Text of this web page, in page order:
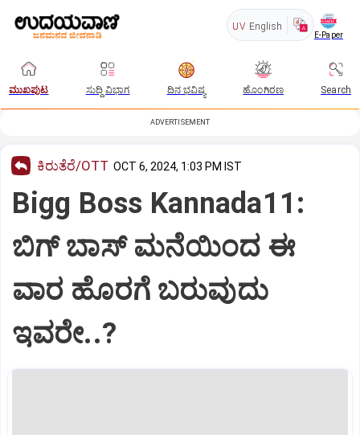
UV English
E-Paper
ಮುಖಪುಟ ಸುದ್ದಿ ವಿಭಾಗ ದಿನ ಭವಿಷ್ಯ ಹೊಂಗಿರಣ Search
ADVERTISEMENT
ಕಿರುತೆರೆ/OTT OCT 6, 2024, 1:03 PM IST
Bigg Boss Kannada11:
ಬಿಗ್‌ ಬಾಸ್‌ ಮನೆಯಿಂದ ಈ
ವಾರ ಹೊರಗೆ ಬರುವುದು
ಇವರೇ..?